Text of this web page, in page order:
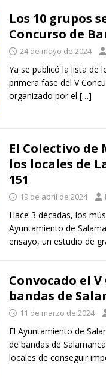
Los 10 grupos
Concurso de
24 de mayo de 2024
Ya se publicó la lista de
primera fase del V
organizado por el […]
El Colectivo de
los locales de
151
19 de abril de 2024
Hace 3 décadas, los
Ayuntamiento de
ensayo, un estudio de
Convocado el
bandas de
11 de marzo de 2024
El Ayuntamiento de
de bandas de
locales de conseguir